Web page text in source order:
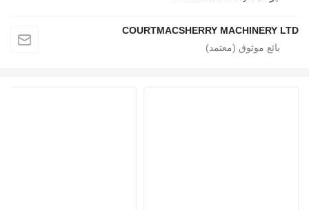
COURTMACSHERRY MACHINERY LTD